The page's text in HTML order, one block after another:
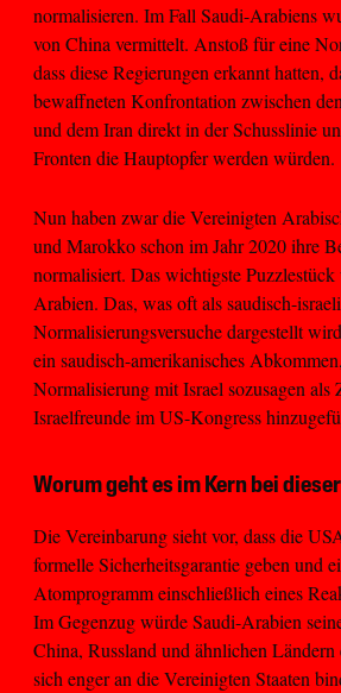
normalisieren. Im Fall Saudi-Arabiens
von China vermittelt. Anstoß für eine
dass diese Regierungen erkannt hatten,
bewaffneten Konfrontation zwischen
und dem Iran direkt in der Schusslinie
Fronten die Hauptopfer werden würden.
Nun haben zwar die Vereinigten
und Marokko schon im Jahr 2020 ihre
normalisiert. Das wichtigste Puzzlestück
Arabien. Das, was oft als saudisch-
Normalisierungsversuche dargestellt
ein saudisch-amerikanisches
Normalisierung mit Israel sozusagen
Israelfreunde im US-Kongress
Worum geht es im Kern bei
Die Vereinbarung sieht vor, dass die
formelle Sicherheitsgarantie geben und
Atomprogramm einschließlich eines
Im Gegenzug würde Saudi-Arabien
China, Russland und ähnlichen Ländern
sich enger an die Vereinigten Staaten